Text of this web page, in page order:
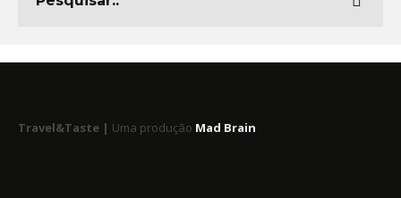
Travel&Taste | Uma produção Mad Brain